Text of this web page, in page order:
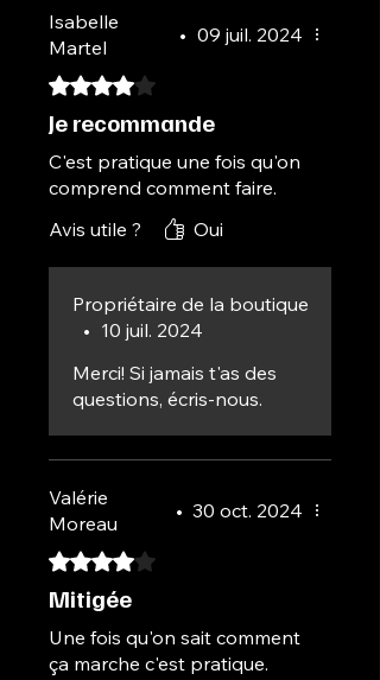
performance, la sécurité et la
satisfaction de nos clientes. Faites
Isabelle
Martel
• 09 juil. 2024
Noté 4 sur 5.
Je recommande
C'est pratique une fois qu'on
comprend comment faire.
Avis utile ?
Oui
Propriétaire de la boutique
• 10 juil. 2024
Merci! Si jamais t'as des
questions, écris-nous.
Valérie
Moreau
• 30 oct. 2024
Noté 4 sur 5.
Mitigée
Une fois qu'on sait comment
ça marche c'est pratique.